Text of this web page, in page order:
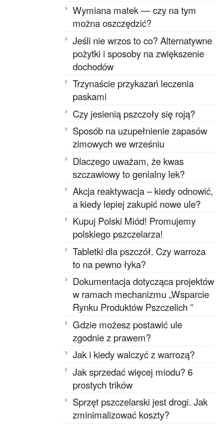
Wymiana matek — czy na tym
można oszczędzić?
Jeśli nie wrzos to co? Alternatywne
pożytki i sposoby na zwiększenie
dochodów
Trzynaście przykazań leczenia
paskami
Czy jesienią pszczoły się roją?
Sposób na uzupełnienie zapasów
zimowych we wrześniu
Dlaczego uważam, że kwas
szczawiowy to genialny lek?
Akcja reaktywacja – kiedy odnowić,
a kiedy lepiej zakupić nowe ule?
Kupuj Polski Miód! Promujemy
polskiego pszczelarza!
Tabletki dla pszczół. Czy warroza
to na pewno łyka?
Dokumentacja dotycząca projektów
w ramach mechanizmu „Wsparcie
Rynku Produktów Pszczelich ”
Gdzie możesz postawić ule
zgodnie z prawem?
Jak i kiedy walczyć z warrozą?
Jak sprzedać więcej miodu? 6
prostych trików
Sprzęt pszczelarski jest drogi. Jak
zminimalizować koszty?